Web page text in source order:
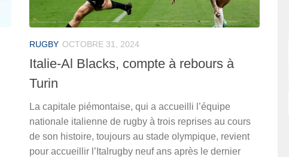
RUGBY OCTOBRE 31, 2024
Italie-Al Blacks, compte à rebours à
Turin
La capitale piémontaise, qui a accueilli l’équipe
nationale italienne de rugby à trois reprises au cours
de son histoire, toujours au stade olympique, revient
pour accueillir l’Italrugby neuf ans après le dernier